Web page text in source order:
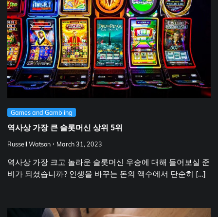
Games and Gambling
역사상 가장 큰 슬롯머신 상위 5위
Russell Watson March 31, 2023
역사상 가장 크고 놀라운 슬롯머신 우승에 대해 들어보실 준
비가 되셨습니까? 인생을 바꾸는 돈의 액수에서 단순히 […]